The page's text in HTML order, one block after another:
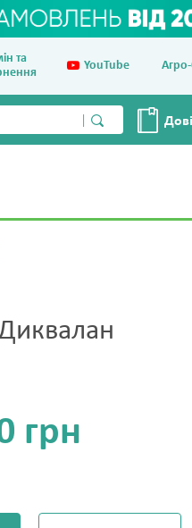
та
YouTube
грн